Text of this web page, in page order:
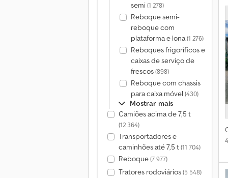
semi(1 278)
Reboque semi-
reboque com
plataforma e lona(1 276)
Reboques frigoríficos e
caixas de serviço de
frescos(898)
Reboque com chassis
para caixa móvel (430)
Mostrar mais
Camiões acima de 7,5 t
(12 364)
Transportadores e
caminhões até 7,5 t(11 704)
Reboque(7 977)
Tratores rodoviários(5 548)